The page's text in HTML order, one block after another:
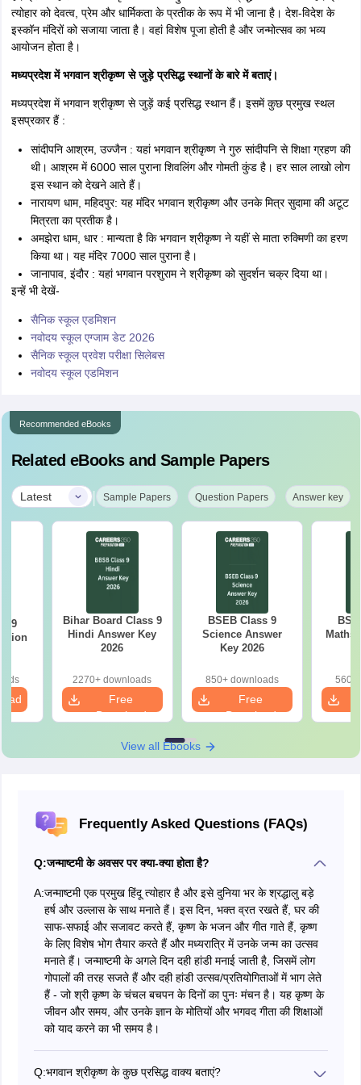
त्योहार को देवत्व, प्रेम और धार्मिकता के प्रतीक के रूप में भी जाना है। देश-विदेश के
इस्कॉन मंदिरों को सजाया जाता है। वहां विशेष पूजा होती है और जन्मोत्सव का भव्य
आयोजन होता है।
मध्यप्रदेश में भगवान श्रीकृष्ण से जुड़े प्रसिद्ध स्थानों के बारे में बताएं।
मध्यप्रदेश में भगवान श्रीकृष्ण से जुड़ें कई प्रसिद्ध स्थान हैं। इसमें कुछ प्रमुख स्थल
इसप्रकार हैं :
सांदीपनि आश्रम, उज्जैन : यहां भगवान श्रीकृष्ण ने गुरु सांदीपनि से शिक्षा ग्रहण की
थी। आश्रम में 6000 साल पुराना शिवलिंग और गोमती कुंड है। हर साल लाखो लोग
इस स्थान को देखने आते हैं।
नारायण धाम, महिदपुर: यह मंदिर भगवान श्रीकृष्ण और उनके मित्र सुदामा की अटूट
मित्रता का प्रतीक है।
अमझेरा धाम, धार : मान्यता है कि भगवान श्रीकृष्ण ने यहीं से माता रुक्मिणी का हरण
किया था। यह मंदिर 7000 साल पुराना है।
जानापाव, इंदौर : यहां भगवान परशुराम ने श्रीकृष्ण को सुदर्शन चक्र दिया था।
इन्हें भी देखें-
सैनिक स्कूल एडमिशन
नवोदय स्कूल एग्जाम डेट 2026
सैनिक स्कूल प्रवेश परीक्षा सिलेबस
नवोदय स्कूल एडमिशन
Recommended eBooks
Related eBooks and Sample Papers
Latest | Sample Papers Question Papers Answer key
9
Bihar Board Class 9
Hindi Answer Key
2026
2270+ downloads
Free
Download
BSEB Class 9
Science Answer
Key 2026
850+ downloads
Free
Download
Maths
560+
View all Ebooks
Frequently Asked Questions (FAQs)
Q:जन्माष्टमी के अवसर पर क्या-क्या होता है?
A:जन्माष्टमी एक प्रमुख हिंदू त्योहार है और इसे दुनिया भर के श्रद्धालु बड़े
हर्ष और उल्लास के साथ मनाते हैं। इस दिन, भक्त व्रत रखते हैं, घर की
साफ-सफाई और सजावट करते हैं, कृष्ण के भजन और गीत गाते हैं, कृष्ण
के लिए विशेष भोग तैयार करते हैं और मध्यरात्रि में उनके जन्म का उत्सव
मनाते हैं। जन्माष्टमी के अगले दिन दही हांडी मनाई जाती है, जिसमें लोग
गोपालों की तरह सजते हैं और दही हांडी उत्सव/प्रतियोगिताओं में भाग लेते
हैं - जो श्री कृष्ण के चंचल बचपन के दिनों का पुनः मंचन है। यह कृष्ण के
जीवन और समय, और उनके ज्ञान के मोतियों और भगवद गीता की शिक्षाओं
को याद करने का भी समय है।
Q:भगवान श्रीकृष्ण के कुछ प्रसिद्ध वाक्य बताएं?